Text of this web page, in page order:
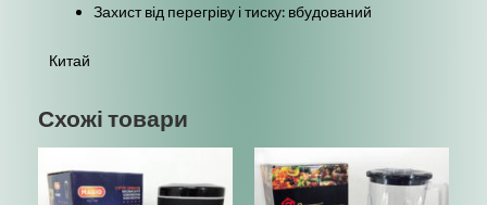
Захист від перегріву і тиску: вбудований
Китай
Схожі товари